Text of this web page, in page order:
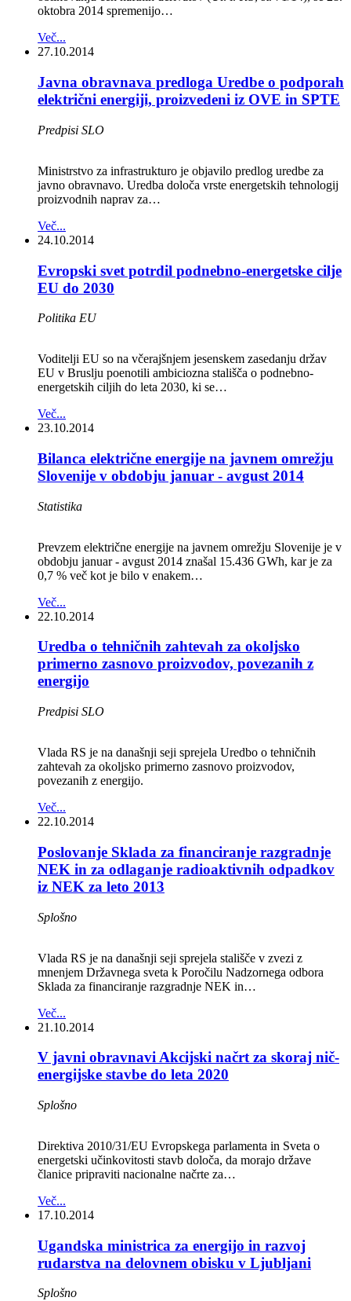
oktobra 2014 spremenijo…
Več...
27.10.2014
Javna obravnava predloga Uredbe o podporah
električni energiji, proizvedeni iz OVE in SPTE
Predpisi SLO
Ministrstvo za infrastrukturo je objavilo predlog uredbe za
javno obravnavo. Uredba določa vrste energetskih tehnologij
proizvodnih naprav za…
Več...
24.10.2014
Evropski svet potrdil podnebno-energetske cilje
EU do 2030
Politika EU
Voditelji EU so na včerajšnjem jesenskem zasedanju držav
EU v Bruslju poenotili ambiciozna stališča o podnebno-
energetskih ciljih do leta 2030, ki se…
Več...
23.10.2014
Bilanca električne energije na javnem omrežju
Slovenije v obdobju januar - avgust 2014
Statistika
Prevzem električne energije na javnem omrežju Slovenije je v
obdobju januar - avgust 2014 znašal 15.436 GWh, kar je za
0,7 % več kot je bilo v enakem…
Več...
22.10.2014
Uredba o tehničnih zahtevah za okoljsko
primerno zasnovo proizvodov, povezanih z
energijo
Predpisi SLO
Vlada RS je na današnji seji sprejela Uredbo o tehničnih
zahtevah za okoljsko primerno zasnovo proizvodov,
povezanih z energijo.
Več...
22.10.2014
Poslovanje Sklada za financiranje razgradnje
NEK in za odlaganje radioaktivnih odpadkov
iz NEK za leto 2013
Splošno
Vlada RS je na današnji seji sprejela stališče v zvezi z
mnenjem Državnega sveta k Poročilu Nadzornega odbora
Sklada za financiranje razgradnje NEK in…
Več...
21.10.2014
V javni obravnavi Akcijski načrt za skoraj nič-
energijske stavbe do leta 2020
Splošno
Direktiva 2010/31/EU Evropskega parlamenta in Sveta o
energetski učinkovitosti stavb določa, da morajo države
članice pripraviti nacionalne načrte za…
Več...
17.10.2014
Ugandska ministrica za energijo in razvoj
rudarstva na delovnem obisku v Ljubljani
Splošno